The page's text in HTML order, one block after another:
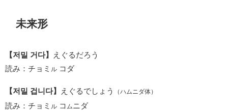
未来形
【저밀 거다】
えぐるだろう
読み：チョミ ル コダ
【저밀 겁니다】 えぐるでしょう （ハムニダ体）
読み：チョミ ル コ ム ニダ